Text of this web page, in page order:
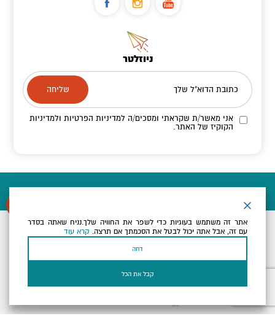
ניוזלטר
כתובת הדוא"ל שלך
אני מאשר/ת שקראתי ומסכים/הלמדיניות הפרטיות ולמדיניות
הקוקיז של האתר.
כל הזכויות שמורות לארץ ים המלח ©
אתר זה משתמש בעוגיות כדי לשפר את החוויה שלך.נניח שאתה בסדר
עם זה, אבל אתה יכול לבטל את הסכמתך אם תרצה. קרא עוד
דחה
קבל את הכל